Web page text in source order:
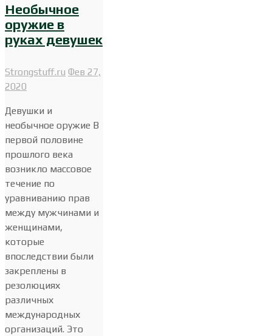
Необычное
оружие в
руках девушек
Strongstuff.ru Фев 27,
2020
Девушки и
необычное оружие В
первой половине
прошлого века
возникло массовое
течение по
уравниванию прав
между мужчинами и
женщинами,
которые
впоследствии были
закреплены в
резолюциях
различных
международных
организаций. Это